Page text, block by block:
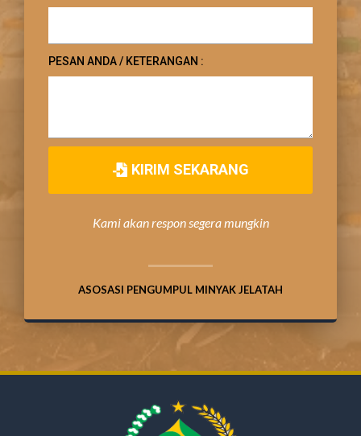
PESAN ANDA / KETERANGAN :
KIRIM SEKARANG
Kami akan respon segera mungkin
ASOSASI PENGUMPUL MINYAK JELATAH